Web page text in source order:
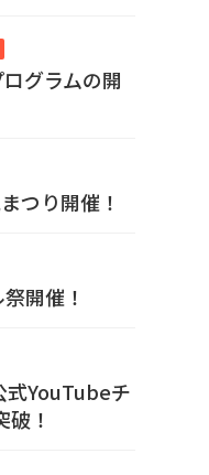
グラムの開
つり開催！
開催！
式YouTubeチ
！